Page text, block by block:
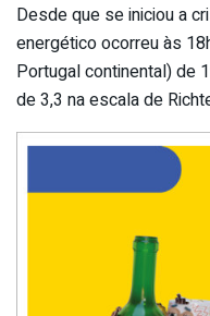
Desde que se iniciou a
energético ocorreu às
Portugal continental) de
de 3,3 na escala de